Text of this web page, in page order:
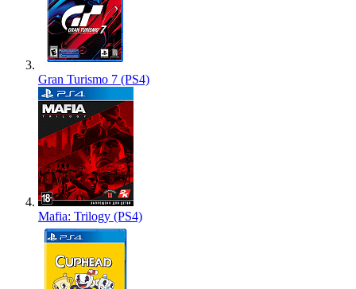
Gran Turismo 7 (PS4)
Mafia: Trilogy (PS4)